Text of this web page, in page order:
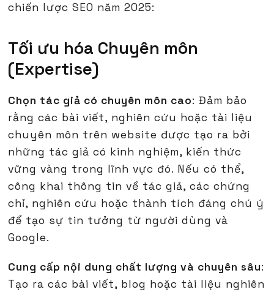
chiến lược SEO năm 2025:
Tối ưu hóa Chuyên môn
(Expertise)
Chọn tác giả có chuyên môn cao: Đảm bảo
rằng các bài viết, nghiên cứu hoặc tài liệu
chuyên môn trên website được tạo ra bởi
những tác giả có kinh nghiệm, kiến thức
vững vàng trong lĩnh vực đó. Nếu có thể,
công khai thông tin về tác giả, các chứng
chỉ, nghiên cứu hoặc thành tích đáng chú ý
để tạo sự tin tưởng từ người dùng và
Google.
Cung cấp nội dung chất lượng và chuyên sâu:
Tạo ra các bài viết, blog hoặc tài liệu nghiên